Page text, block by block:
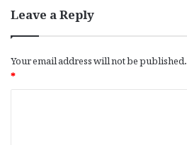
Leave a Reply
Your email address will not be published.
*